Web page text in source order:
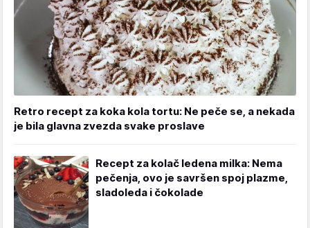
Retro recept za koka kola tortu: Ne peče se, a nekada
je bila glavna zvezda svake proslave
Recept za kolač ledena milka: Nema
pečenja, ovo je savršen spoj plazme,
sladoleda i čokolade